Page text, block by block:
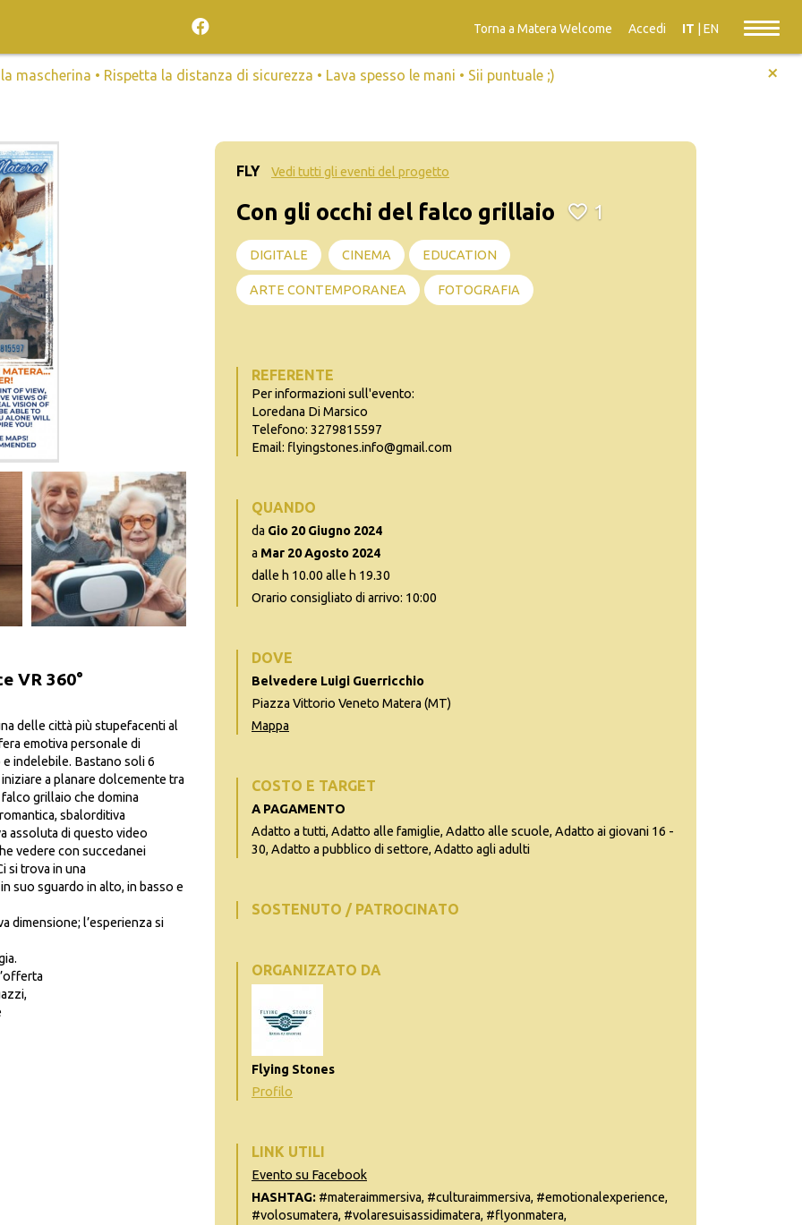
Torna a Matera Welcome Accedi IT EN
la mascherina • Rispetta la distanza di sicurezza • Lava spesso le mani • Sii puntuale ;) +
VR 360°
delle città più stupefacenti al
emotiva personale di
indelebile. Bastano soli 6
a planare dolcemente tra
grillaio che domina
sbalorditiva
assoluta di questo video
vedere con succedanei
si trova in una
suo sguardo in alto, in basso e
dimensione; l’esperienza si
FLY Vedi tutti gli eventi del progetto
Con gli occhi del falco grillaio 1
DIGITALE CINEMA EDUCATION
ARTE CONTEMPORANEA FOTOGRAFIA
REFERENTE
Per informazioni sull'evento:
Loredana Di Marsico
Telefono: 3279815597
Email: flyingstones.info@gmail.com
QUANDO
da Gio 20 Giugno 2024
a Mar 20 Agosto 2024
dalle h 10.00 alle h 19.30
Orario consigliato di arrivo: 10:00
DOVE
Belvedere Luigi Guerricchio
Piazza Vittorio Veneto Matera (MT)
Mappa
COSTO E TARGET
A PAGAMENTO
Adatto a tutti, Adatto alle famiglie, Adatto alle scuole, Adatto ai giovani 16 -
30, Adatto a pubblico di settore, Adatto agli adulti
SOSTENUTO / PATROCINATO
ORGANIZZATO DA
Flying Stones
Profilo
LINK UTILI
Evento su Facebook
HASHTAG: #materaimmersiva, #culturaimmersiva, #emotionalexperience,
#volosumatera, #volaresuisassidimatera, #flyonmatera,